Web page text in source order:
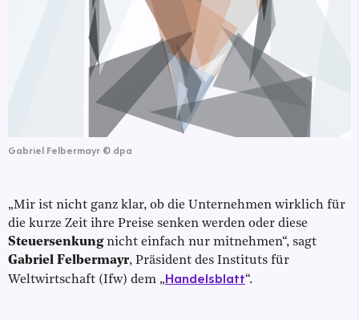
Gabriel Felbermayr © dpa
„Mir ist nicht ganz klar, ob die Unternehmen wirklich für
die kurze Zeit ihre Preise senken werden oder diese
Steuersenkungnicht einfach nur mitnehmen“, sagt
Gabriel Felbermayr, Präsident des Instituts für
Weltwirtschaft (Ifw) dem „Handelsblatt“.